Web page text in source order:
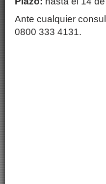
Ante cualquier
0800 333 4131.